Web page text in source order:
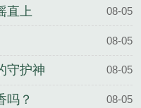
直上 08-05
08-05
守护神 08-05
吗？ 08-05